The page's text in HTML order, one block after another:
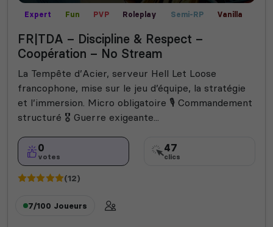
Expert Fun PVP Roleplay Semi-RP Vanilla
FR|TDA – Discipline & Respect –
Coopération – No Stream
La Tempête d’Acier, serveur Hell Let Loose
francophone, mise sur le jeu d’équipe, la stratégie
et l’immersion. Micro obligatoire 🎙️ Commandement
structuré 🎖️ Guerre exigeante...
0
votes
47
clics
(12)
7/100 Joueurs